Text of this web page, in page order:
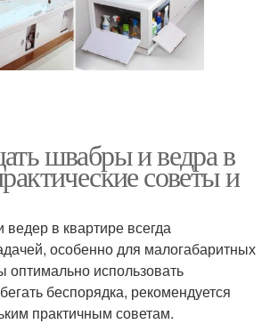
швабры и ведра в
советы и
в квартире всегда
особенно для малогабаритных
использовать
беспорядка, рекомендуется
практичным советам.